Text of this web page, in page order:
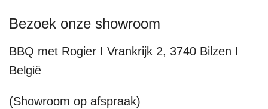
Bezoek onze showroom
BBQ met Rogier I Vrankrijk 2, 3740 Bilzen I
België
(Showroom op afspraak)